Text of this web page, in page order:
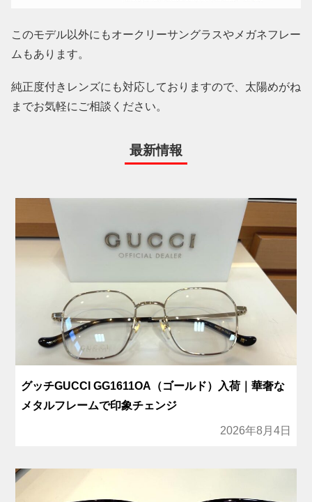
このモデル以外にもオークリーサングラスやメガネフレー
ムもあります。
純正度付きレンズにも対応しておりますので、太陽めがね
までお気軽にご相談ください。
最新情報
グッチGUCCI GG1611OA（ゴールド）入荷｜華奢な
メタルフレームで印象チェンジ
2026年8月4日